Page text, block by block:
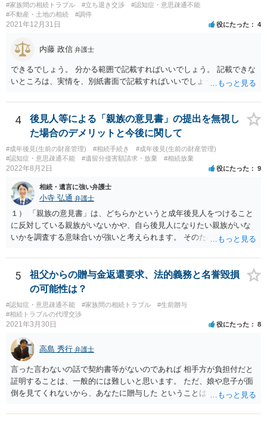
#家族間の相続トラブル #立ち退き交渉
#認知症・意思疎通不能
#不動産・土地の相続
#調停
2021年12月31日 役にたった 4
内藤 政信 弁護士
できるでしょう。 分かる範囲で記載すればいいでしょう。 記載できな
いところは、実情を、別紙書面で記載すればいいでしょう。
4
後見人等による「親族の意見書」の提出を無視し
た場合のデメリットと今後に関して
#成年後見(生前の財産管理) #相続手続き
#成年後見(生前の財産管理)
#認知症・意思疎通不能
#遺留分侵害額請求・放棄 #相続放棄
2022年8月2日 役にたった 9
相続・遺言に強い弁護士
小寺 弘通 弁護士
１） 「親族の意見書」は、どちらかというと成年後見人をつけること
に反対している親族がいないかや、自ら後見人になりたい親族がいな
いかを調査する意味合いが強いと考えられます。 そのため、ご相談の
す。 ２） 場合によっては、介護や被後見人の財産の処分等に関して、
後見人から相談があることも考えられます。 また、お祖母さんがお亡
くなりになった場合、相続人となる可能性がありますが、 その場合は
相続放棄されれば問題ありません。 ３） 完全に拒否する方法はないか
もしれませんが、 関わりを持ちたくないとのことでしたら、親族の意
見書にその旨を記載して提出しておけば良いかも知れません。 後見人
は低いと考えられます。 以上、ご参考になさってください。
5
祖父からの贈与金返還要求、法的義務と名誉毀損
の可能性は？
#認知症・意思疎通不能 #家族間の相続トラブル
#生前贈与
#相続トラブルの代理交渉
2021年3月30日 役にたった 8
高島 秀行 弁護士
言った言わないの話で契約書等がないのであれば 相手方が負担付だと
証明することは、一般的には難しいと思います。 ただ、娘や息子が面
倒を見てくれないから、あなたに贈与した ということは あなたは面倒
性はあります。 祖父は、なぜあなたが面倒を見ないと言ったのに贈与